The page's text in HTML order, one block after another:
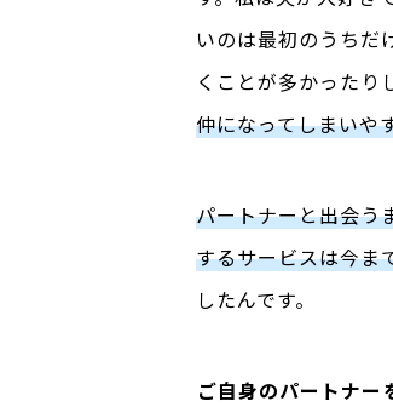
いのは最初のうちだ
くことが多かったり
仲になってしまいや
パートナーと出会う
するサービスは今ま
したんです。
――ご自身のパートナ